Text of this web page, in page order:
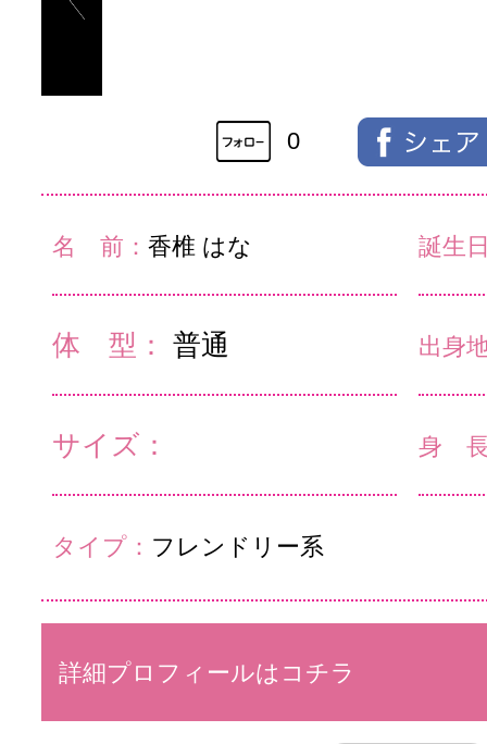
0
名 前： 香椎 はな 誕生
サイズ：
体 型： 普通 出身
身
タイプ： フレンドリー系
詳細プロフィールはコチラ